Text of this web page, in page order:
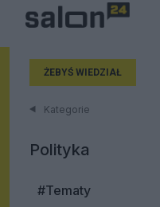
ŻEBYŚ WIEDZIAŁ
Kategorie
Polityka
#Tematy